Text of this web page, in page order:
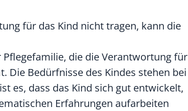
für das Kind nicht tragen, kann die
die die Verantwortung für
Die Bedürfnisse des Kindes stehen bei
es, dass das Kind sich gut entwickelt,
Erfahrungen aufarbeiten